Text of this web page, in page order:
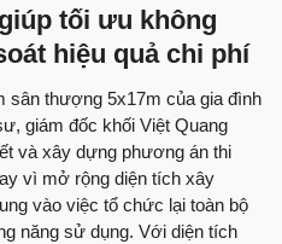
tối ưu không
hiệu quả chi phí
sân thượng 5x17m của gia đình
giám đốc khối Việt Quang
và xây dựng phương án thi
vì mở rộng diện tích xây
vào việc tổ chức lại toàn bộ
năng sử dụng. Với diện tích